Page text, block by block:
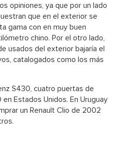
opiniones, ya que por un lado
que en el exterior se
gama con en muy buen
chino. Por el otro lado,
usados del exterior bajaría el
catalogados como los más
S430, cuatro puertas de
Estados Unidos. En Uruguay
un Renault Clio de 2002